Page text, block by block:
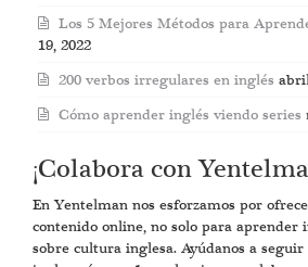
Los 5 Mejores Métodos para
19, 2022
200 verbos irregulares en inglés
Cómo aprender inglés viendo series
¡Colabora con
En Yentelman nos esforzamos por
contenido online, no solo para aprender
sobre cultura inglesa. Ayúdanos a